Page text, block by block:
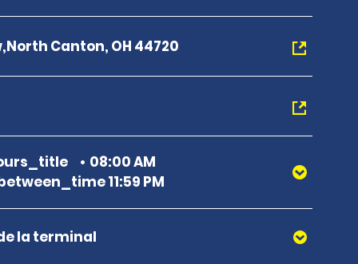
Canton, OH 44720
08:00 AM
11:59 PM
la terminal